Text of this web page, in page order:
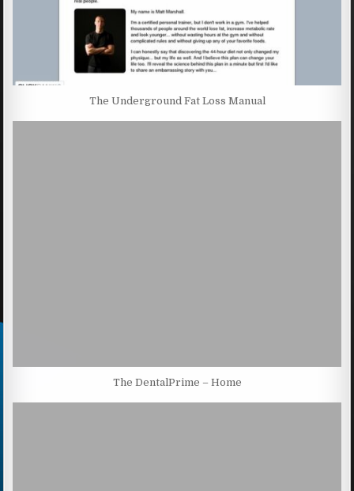
The Underground Fat Loss Manual
The DentalPrime – Home